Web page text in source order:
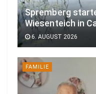
Spremberg
Wiesenteich in
6. AUGUST 2026
FAMILIE